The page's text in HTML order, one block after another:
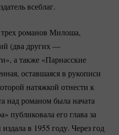
всеблаг.
романов Милоша,
(два других —
а также «Парнасские
оставшаяся в рукописи
натяжкой отнести к
над романом была начата
публиковала его глава за
в 1955 году. Через год